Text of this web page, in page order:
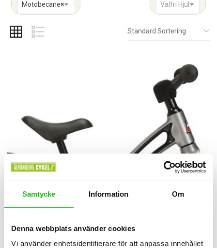
Samtycke Information Om
Denna webbplats använder cookies
Vi använder enhetsidentifierare för att anpassa innehållet
×
Motobecane Valfri Hjul
Standard Sortering